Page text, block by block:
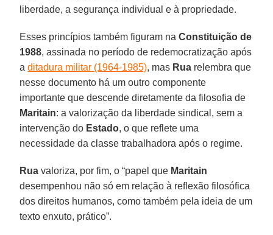
liberdade, a segurança individual e à propriedade.
Esses princípios também figuram naConstituição de
1988, assinada no período de redemocratização após
aditadura militar (1964-1985), mas Rua relembra que
nesse documento há um outro componente
importante que descende diretamente da filosofia de
Maritain: a valorização da liberdade sindical, sem a
intervenção do Estado, o que reflete uma
necessidade da classe trabalhadora após o regime.
Rua valoriza, por fim, o “papel que Maritain
desempenhou não só em relação à reflexão filosófica
dos direitos humanos, como também pela ideia de um
texto enxuto, prático”.